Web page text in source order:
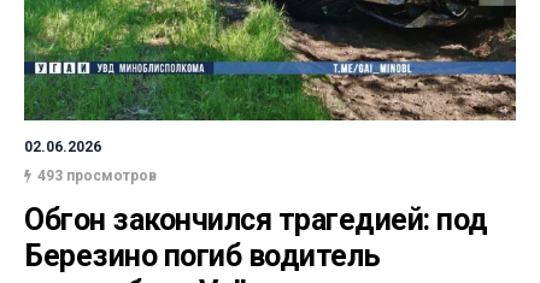
02.06.2026
493 просмотров
Обгон закончился трагедией: под
Березино погиб водитель